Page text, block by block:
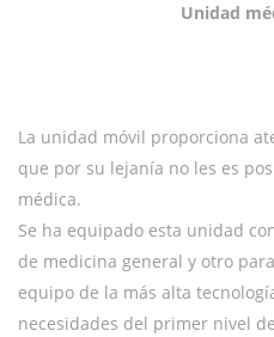
Unidad
La unidad móvil proporciona
que por su lejanía no les es
médica.
Se ha equipado esta unidad
de medicina general y otro
equipo de la más alta
necesidades del primer nivel